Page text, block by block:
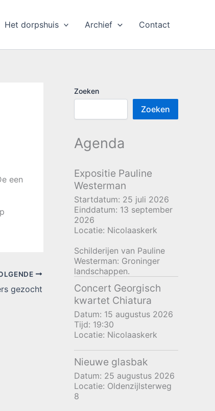
Het dorpshuis Archief Contact
een
gezocht
Zoeken
Zoeken
Agenda
Expositie Pauline
Westerman
Startdatum: 25 juli 2026
Einddatum: 13 september
2026
Locatie: Nicolaaskerk
Schilderijen van Pauline
Westerman: Groninger
landschappen.
Concert Georgisch
kwartet Chiatura
Datum: 15 augustus 2026
Tijd: 19:30
Locatie: Nicolaaskerk
Nieuwe glasbak
Datum: 25 augustus 2026
Locatie: Oldenzijlsterweg
8